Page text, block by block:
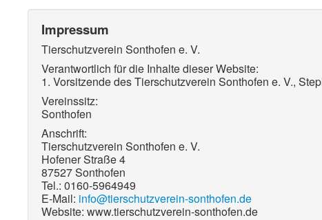
Impressum
Tierschutzverein Sonthofen e. V.
Verantwortlich für die Inhalte dieser Website:
1. Vorsitzende des Tierschutzverein Sonthofen e. V.,
Vereinssitz:
Sonthofen
Anschrift:
Tierschutzverein Sonthofen e. V.
Hofener Straße 4
87527 Sonthofen
Tel.: 0160-5964949
E-Mail: info@tierschutzverein-sonthofen.de
Website: www.tierschutzverein-sonthofen.de